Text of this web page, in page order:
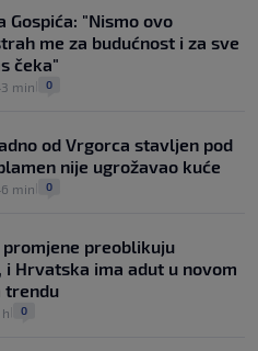
Gospića: "Nismo ovo
me za budućnost i za sve
čeka"
min 0
od Vrgorca stavljen pod
nije ugrožavao kuće
min 0
preoblikuju
i Hrvatska ima adut u novom
trendu
0